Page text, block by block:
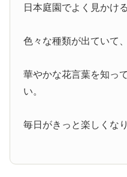
日本庭園でよく見かける
色々な種類が出ていて
華やかな花言葉を知っ
い。
毎日がきっと楽しくな